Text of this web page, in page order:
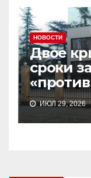
НОВОСТИ
Двое
сроки
ИЮЛ 29, 2026